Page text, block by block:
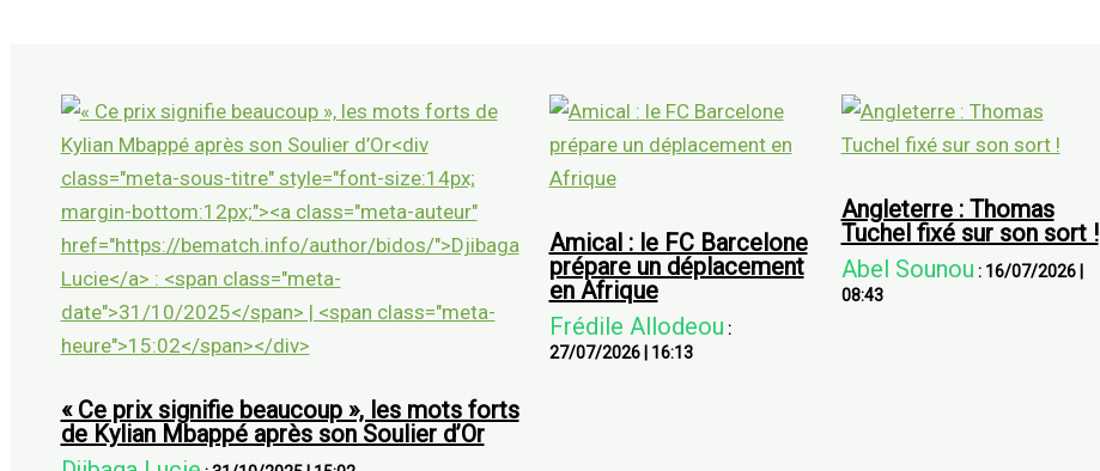
« Ce prix signifie beaucoup », les mots forts
de Kylian Mbappé après son Soulier d’Or
Amical : le FC Barcelone
prépare un déplacement
en Afrique
Frédile Allodeou :
27/07/2026| 16:13
Angleterre : Thomas
Tuchel fixé sur son sort !
Abel Sounou : 16/07/2026|
08:43